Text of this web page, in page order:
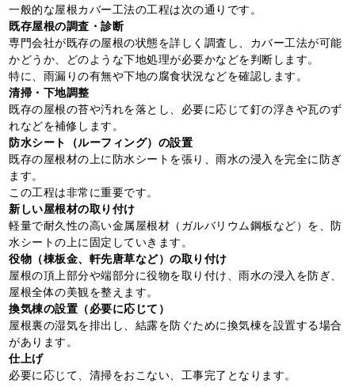
一般的な屋根カバー工法の工程は次の通りです。
既存屋根の調査・診断
専門会社が既存の屋根の状態を詳しく調査し、カバー工法が可能
かどうか、どのような下地処理が必要かなどを判断します。
特に、雨漏りの有無や下地の腐食状況などを確認します。
清掃・下地調整
既存の屋根の苔や汚れを落とし、必要に応じて釘の浮きや瓦のず
れなどを補修します。
防水シート（ルーフィング）の設置
既存の屋根材の上に防水シートを張り、雨水の浸入を完全に防ぎ
ます。
この工程は非常に重要です。
新しい屋根材の取り付け
軽量で耐久性の高い金属屋根材（ガルバリウム鋼板など）を、防
水シートの上に固定していきます。
役物（棟板金、軒先唐草など）の取り付け
屋根の頂上部分や端部分に役物を取り付け、雨水の浸入を防ぎ、
屋根全体の美観を整えます。
換気棟の設置（必要に応じて）
屋根裏の湿気を排出し、結露を防ぐために換気棟を設置する場合
があります。
仕上げ
必要に応じて、清掃をおこない、工事完了となります。